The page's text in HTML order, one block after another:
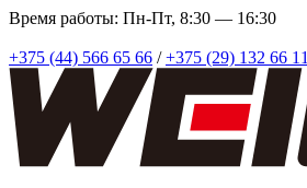
Время работы: Пн-Пт, 8:30 — 16:30
+375 (44) 566 65 66 / +375 (29) 132 66 11